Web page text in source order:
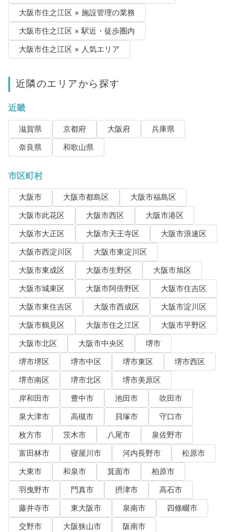
大阪市住之江区 × 施設管理の業務
大阪市住之江区 × 駅近・徒歩圏内
大阪市住之江区 × 人気エリア
近隣のエリアから探す
近畿
滋賀県 京都府 大阪府
兵庫県
奈良県
和歌山県
市区町村
大阪市 大阪市都島区
大阪市福島区
大阪市此花区
大阪市西区
大阪市港区
大阪市大正区
大阪市天王寺区
大阪市浪速区
大阪市西淀川区
大阪市東淀川区
大阪市東成区
大阪市生野区
大阪市旭区
大阪市城東区
大阪市阿倍野区
大阪市住吉区
大阪市東住吉区
大阪市西成区
大阪市淀川区
大阪市鶴見区
大阪市住之江区
大阪市平野区
大阪市北区
大阪市中央区
堺市
堺市堺区
堺市中区 堺市東区
堺市西区
堺市南区
堺市北区
堺市美原区
岸和田市
豊中市 池田市
吹田市
泉大津市
高槻市 貝塚市
守口市
枚方市
茨木市 八尾市
泉佐野市
富田林市
寝屋川市 河内長野市
松原市
大東市
和泉市 箕面市
柏原市
羽曳野市
門真市 摂津市
高石市
藤井寺市
東大阪市 泉南市
四條畷市
交野市
大阪狭山市
阪南市